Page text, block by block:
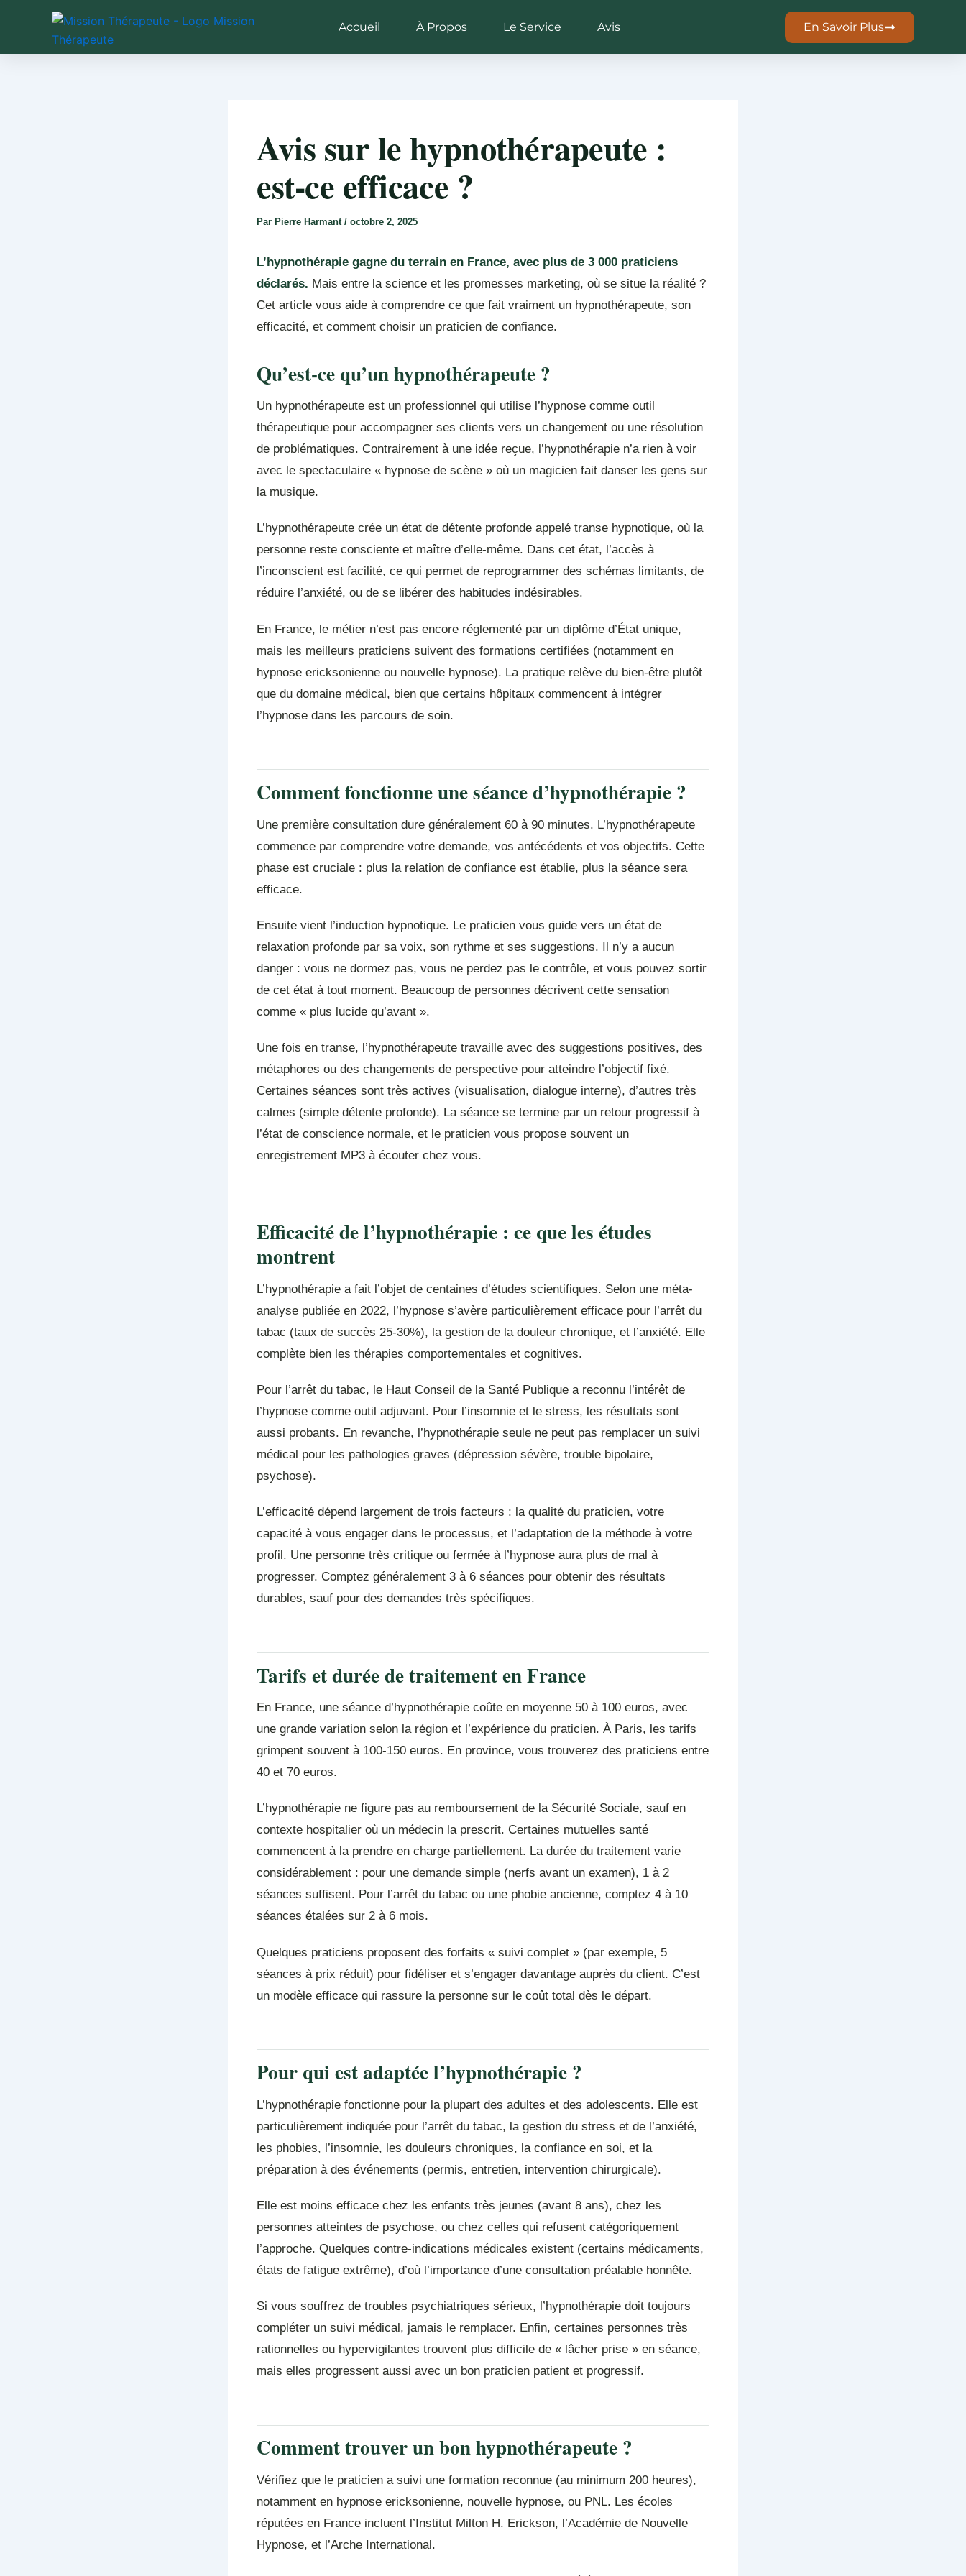
Accueil À Propos Le Service Avis En Savoir Plus
Avis sur le hypnothérapeute :
est-ce efficace ?
Par Pierre Harmant / octobre 2, 2025
L’hypnothérapie gagne du terrain en France, avec plus de 3 000 praticiens
déclarés. Mais entre la science et les promesses marketing, où se situe la réalité ?
Cet article vous aide à comprendre ce que fait vraiment un hypnothérapeute, son
efficacité, et comment choisir un praticien de confiance.
Qu’est-ce qu’un hypnothérapeute ?
Un hypnothérapeute est un professionnel qui utilise l’hypnose comme outil
thérapeutique pour accompagner ses clients vers un changement ou une résolution
de problématiques. Contrairement à une idée reçue, l’hypnothérapie n’a rien à voir
avec le spectaculaire « hypnose de scène » où un magicien fait danser les gens sur
la musique.
L’hypnothérapeute crée un état de détente profonde appelé transe hypnotique, où la
personne reste consciente et maître d’elle-même. Dans cet état, l’accès à
l’inconscient est facilité, ce qui permet de reprogrammer des schémas limitants, de
réduire l’anxiété, ou de se libérer des habitudes indésirables.
En France, le métier n’est pas encore réglementé par un diplôme d’État unique,
mais les meilleurs praticiens suivent des formations certifiées (notamment en
hypnose ericksonienne ou nouvelle hypnose). La pratique relève du bien-être plutôt
que du domaine médical, bien que certains hôpitaux commencent à intégrer
l’hypnose dans les parcours de soin.
Comment fonctionne une séance d’hypnothérapie ?
Une première consultation dure généralement 60 à 90 minutes. L’hypnothérapeute
commence par comprendre votre demande, vos antécédents et vos objectifs. Cette
phase est cruciale : plus la relation de confiance est établie, plus la séance sera
efficace.
Ensuite vient l’induction hypnotique. Le praticien vous guide vers un état de
relaxation profonde par sa voix, son rythme et ses suggestions. Il n’y a aucun
danger : vous ne dormez pas, vous ne perdez pas le contrôle, et vous pouvez sortir
de cet état à tout moment. Beaucoup de personnes décrivent cette sensation
comme « plus lucide qu’avant ».
Une fois en transe, l’hypnothérapeute travaille avec des suggestions positives, des
métaphores ou des changements de perspective pour atteindre l’objectif fixé.
Certaines séances sont très actives (visualisation, dialogue interne), d’autres très
calmes (simple détente profonde). La séance se termine par un retour progressif à
l’état de conscience normale, et le praticien vous propose souvent un
enregistrement MP3 à écouter chez vous.
Efficacité de l’hypnothérapie : ce que les études
montrent
L’hypnothérapie a fait l’objet de centaines d’études scientifiques. Selon une méta-
analyse publiée en 2022, l’hypnose s’avère particulièrement efficace pour l’arrêt du
tabac (taux de succès 25-30%), la gestion de la douleur chronique, et l’anxiété. Elle
complète bien les thérapies comportementales et cognitives.
Pour l’arrêt du tabac, le Haut Conseil de la Santé Publique a reconnu l’intérêt de
l’hypnose comme outil adjuvant. Pour l’insomnie et le stress, les résultats sont
aussi probants. En revanche, l’hypnothérapie seule ne peut pas remplacer un suivi
médical pour les pathologies graves (dépression sévère, trouble bipolaire,
psychose).
L’efficacité dépend largement de trois facteurs : la qualité du praticien, votre
capacité à vous engager dans le processus, et l’adaptation de la méthode à votre
profil. Une personne très critique ou fermée à l’hypnose aura plus de mal à
progresser. Comptez généralement 3 à 6 séances pour obtenir des résultats
durables, sauf pour des demandes très spécifiques.
Tarifs et durée de traitement en France
En France, une séance d’hypnothérapie coûte en moyenne 50 à 100 euros, avec
une grande variation selon la région et l’expérience du praticien. À Paris, les tarifs
grimpent souvent à 100-150 euros. En province, vous trouverez des praticiens entre
40 et 70 euros.
L’hypnothérapie ne figure pas au remboursement de la Sécurité Sociale, sauf en
contexte hospitalier où un médecin la prescrit. Certaines mutuelles santé
commencent à la prendre en charge partiellement. La durée du traitement varie
considérablement : pour une demande simple (nerfs avant un examen), 1 à 2
séances suffisent. Pour l’arrêt du tabac ou une phobie ancienne, comptez 4 à 10
séances étalées sur 2 à 6 mois.
Quelques praticiens proposent des forfaits « suivi complet » (par exemple, 5
séances à prix réduit) pour fidéliser et s’engager davantage auprès du client. C’est
un modèle efficace qui rassure la personne sur le coût total dès le départ.
Pour qui est adaptée l’hypnothérapie ?
L’hypnothérapie fonctionne pour la plupart des adultes et des adolescents. Elle est
particulièrement indiquée pour l’arrêt du tabac, la gestion du stress et de l’anxiété,
les phobies, l’insomnie, les douleurs chroniques, la confiance en soi, et la
préparation à des événements (permis, entretien, intervention chirurgicale).
Elle est moins efficace chez les enfants très jeunes (avant 8 ans), chez les
personnes atteintes de psychose, ou chez celles qui refusent catégoriquement
l’approche. Quelques contre-indications médicales existent (certains médicaments,
états de fatigue extrême), d’où l’importance d’une consultation préalable honnête.
Si vous souffrez de troubles psychiatriques sérieux, l’hypnothérapie doit toujours
compléter un suivi médical, jamais le remplacer. Enfin, certaines personnes très
rationnelles ou hypervigilantes trouvent plus difficile de « lâcher prise » en séance,
mais elles progressent aussi avec un bon praticien patient et progressif.
Comment trouver un bon hypnothérapeute ?
Vérifiez que le praticien a suivi une formation reconnue (au minimum 200 heures),
notamment en hypnose ericksonienne, nouvelle hypnose, ou PNL. Les écoles
réputées en France incluent l’Institut Milton H. Erickson, l’Académie de Nouvelle
Hypnose, et l’Arche International.